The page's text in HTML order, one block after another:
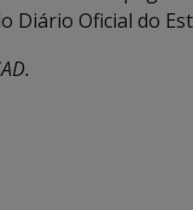
Diário Oficial do